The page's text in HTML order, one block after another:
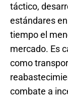
táctico,
estándares
tiempo el
mercado. Es
como
combate a